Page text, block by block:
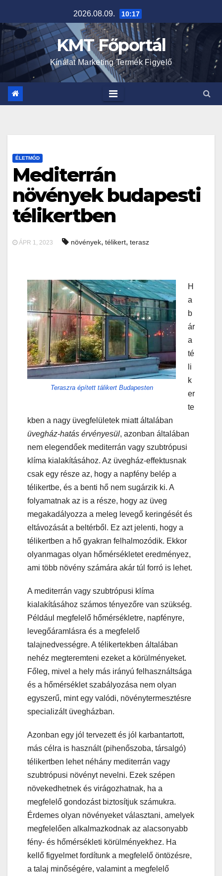
to
content
2026.08.09. 10:17
KMT Főportál
Kínálat Marketing Termék Figyelő
ÉLETMÓD
Mediterrán
növények budapesti
télikertben
ÁPR 1, 2023 növények, télikert, terasz
Teraszra épített tálikert Budapesten
H
a
b
ár
a
té
li
k
er
te
kben a nagy üvegfelületek miatt általában
üvegház-hatás érvényesül, azonban általában
nem elegendőek mediterrán vagy szubtrópusi
klíma kialakításához. Az üvegház-effektusnak
csak egy része az, hogy a napfény belép a
télikertbe, és a benti hő nem sugárzik ki. A
folyamatnak az is a része, hogy az üveg
megakadályozza a meleg levegő keringését és
eltávozását a beltérből. Ez azt jelenti, hogy a
télikertben a hő gyakran felhalmozódik. Ekkor
olyanmagas olyan hőmérsékletet eredményez,
ami több növény számára akár túl forró is lehet.
A mediterrán vagy szubtrópusi klíma
kialakításához számos tényezőre van szükség.
Például megfelelő hőmérsékletre, napfényre,
levegőáramlásra és a megfelelő
talajnedvességre. A télikertekben általában
nehéz megteremteni ezeket a körülményeket.
Főleg, mivel a hely más irányú felhasználtsága
és a hőmérséklet szabályozása nem olyan
egyszerű, mint egy valódi, növénytermesztésre
specializált üvegházban.
Azonban egy jól tervezett és jól karbantartott,
más célra is használt (pihenőszoba, társalgó)
télikertben lehet néhány mediterrán vagy
szubtrópusi növényt nevelni. Ezek szépen
növekedhetnek és virágozhatnak, ha a
megfelelő gondozást biztosítjuk számukra.
Érdemes olyan növényeket választani, amelyek
megfelelően alkalmazkodnak az alacsonyabb
fény- és hőmérsékleti körülményekhez. Ha
kellő figyelmet fordítunk a megfelelő öntözésre,
a talaj minőségére, valamint a megfelelő